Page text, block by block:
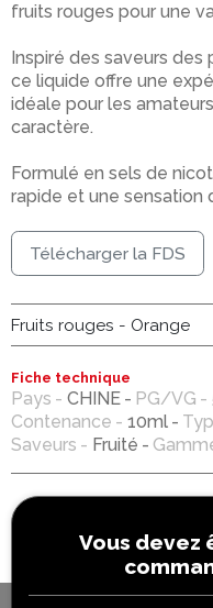
fruits rouges pour une
Inspiré des saveurs des
ce liquide offre une
idéale pour les
caractère.
Formulé en sels de
rapide et une sensation
Télécharger la FDS
Fruits rouges - Orange
Fiche technique
Pays CHINE PG/VG
Contenance
10ml
Saveurs
Fruité
Vous devez